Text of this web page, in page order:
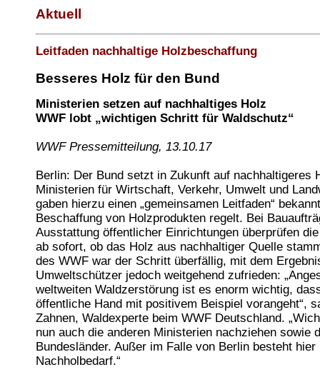
Aktuell
Leitfaden nachhaltige Holzbeschaffung
Besseres Holz für den Bund
Ministerien setzen auf nachhaltiges Holz
WWF lobt „wichtigen Schritt für Waldschutz“
WWF Pressemitteilung, 13.10.17
Berlin: Der Bund setzt in Zukunft auf nachhaltigeres
Ministerien für Wirtschaft, Verkehr, Umwelt und
gaben hierzu einen „gemeinsamen Leitfaden“
Beschaffung von Holzprodukten regelt. Bei
Ausstattung öffentlicher Einrichtungen überprüfen
ab sofort, ob das Holz aus nachhaltiger Quelle
des WWF war der Schritt überfällig, mit dem
Umweltschützer jedoch weitgehend zufrieden:
weltweiten Waldzerstörung ist es enorm wichtig,
öffentliche Hand mit positivem Beispiel vorangeht“,
Zahnen, Waldexperte beim WWF Deutschland.
nun auch die anderen Ministerien nachziehen sowie
Bundesländer. Außer im Falle von Berlin besteht hier
Nachholbedarf.“